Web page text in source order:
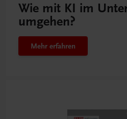
Wie mit KI im
umgehen?
Mehr erfahren